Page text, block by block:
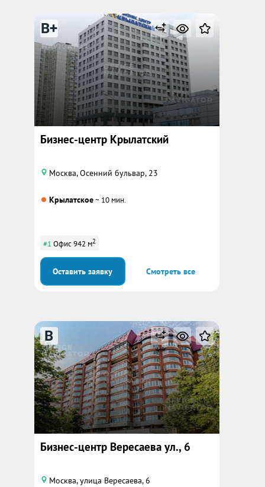
B+
Бизнес-центр Крылатский
Москва, Осенний бульвар, 23
Крылатское~ 10 мин.
#1 Офис 942 м2
Оставить заявку Смотреть все
B
Бизнес-центр Вересаева ул., 6
Москва, улица Вересаева, 6